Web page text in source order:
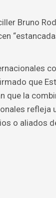
Bruno
que
que la
refleja
o aliados